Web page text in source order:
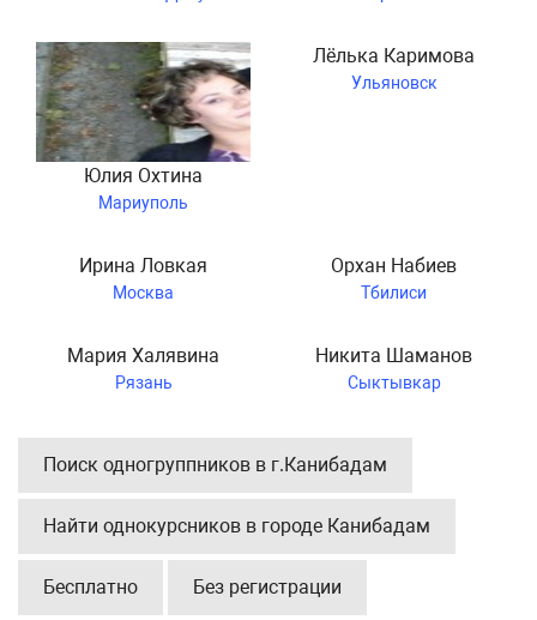
Юлия Охтина
Мариуполь
Лёлька Каримова
Ульяновск
Ирина Ловкая
Москва
Орхан Набиев
Тбилиси
Мария Халявина
Рязань
Никита Шаманов
Сыктывкар
Поиск одногруппников в г.Канибадам
Найти однокурсников в городе Канибадам
Бесплатно Без регистрации